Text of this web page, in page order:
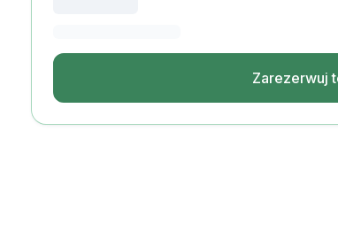
Málaga
Obóz letni
Młodzi dorośli
Costa Rica
Zarezerwuj